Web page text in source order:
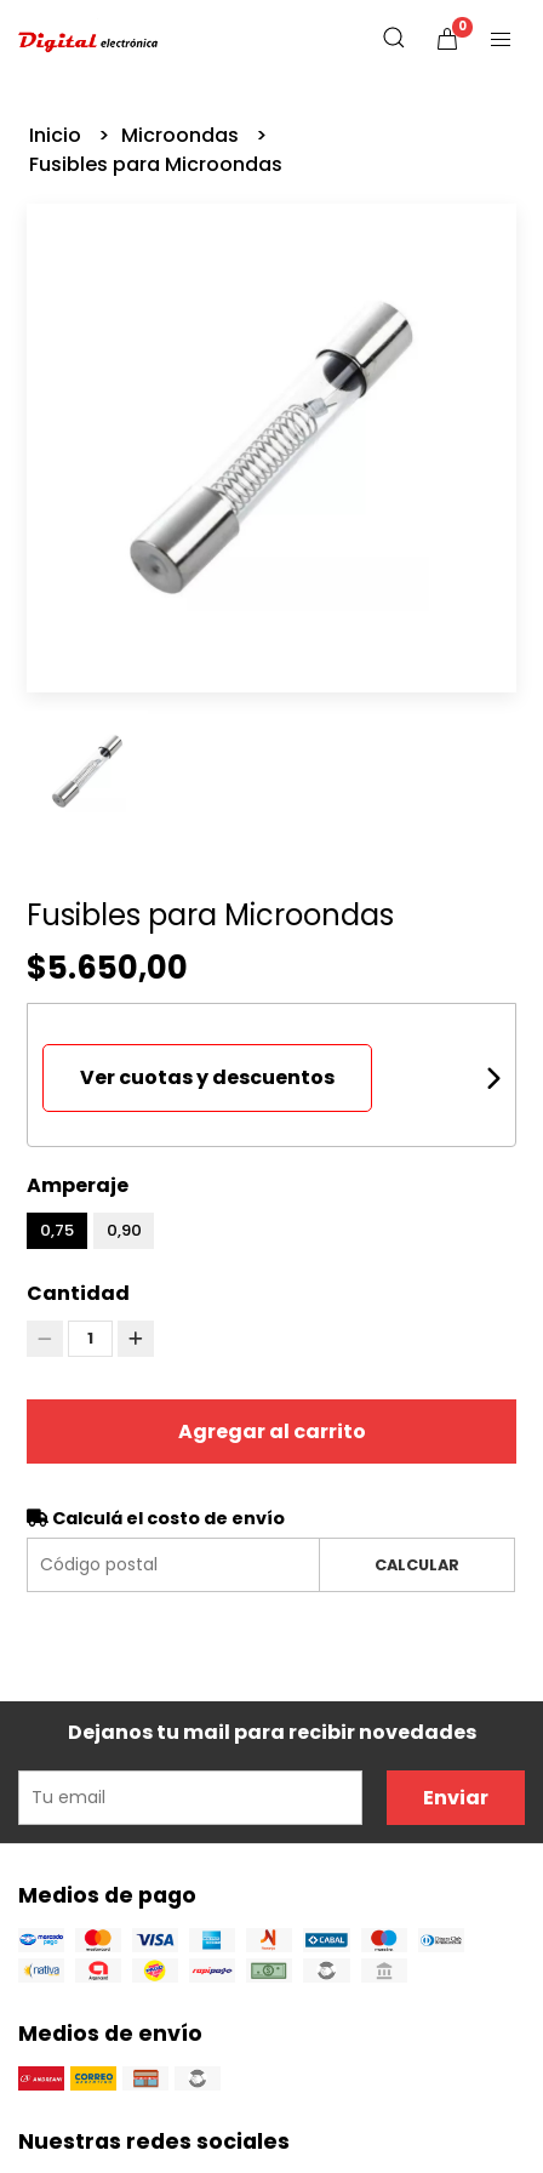
0
Inicio
Microondas
Fusibles para Microondas
Fusibles para Microondas
$5.650,00
Ver cuotas y descuentos
Amperaje
0,75 0,90
Cantidad
1
Agregar al carrito
Calculá el costo de envío
CALCULAR
Dejanos tu mail para recibir novedades
Enviar
Medios de pago
Medios de envío
Nuestras redes sociales